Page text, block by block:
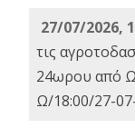
27/07/2026,
τις
24ωρου από
Ω/18:00/27-